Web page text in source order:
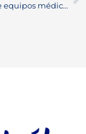
Donación de equipos médicos en el Magdalena Medio por Ecopetrol y Fundación Operación Sonrisa